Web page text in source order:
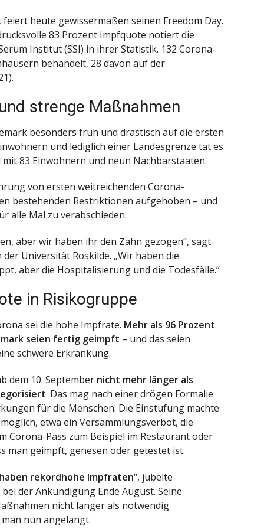
heute gewissermaßen seinen Freedom Day.
83 Prozent Impfquote notiert die
Institut (SSI) in ihrer Statistik. 132 Corona-
behandelt, 28 davon auf der
strenge Maßnahmen
besonders früh und drastisch auf die ersten
und lediglich einer Landesgrenze tat es
83 Einwohnern und neun Nachbarstaaten.
von ersten weitreichenden Corona-
bestehenden Restriktionen aufgehoben – und
alle Mal zu verabschieden.
aber wir haben ihr den Zahn gezogen“, sagt
Universität Roskilde. „Wir haben die
aber die Hospitalisierung und die Todesfälle.“
in Risikogruppe
sei die hohe Impfrate. Mehr als 96 Prozent
seien fertig geimpft – und das seien
schwere Erkrankung.
dem 10. September nicht mehr länger als
. Das mag nach einer drögen Formalie
für die Menschen: Die Einstufung machte
etwa ein Versammlungsverbot, die
Corona-Pass zum Beispiel im Restaurant oder
man geimpft, genesen oder getestet ist.
rekordhohe Impfraten“, jubelte
der Ankündigung Ende August. Seine
nicht länger als notwendig
nun angelangt.